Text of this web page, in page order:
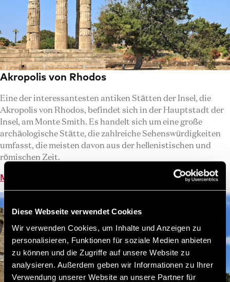
Diese Webseite verwendet Cookies
Wir verwenden Cookies, um Inhalte und Anzeigen zu
personalisieren, Funktionen für soziale Medien anbieten
zu können und die Zugriffe auf unsere Website zu
analysieren. Außerdem geben wir Informationen zu Ihrer
Verwendung unserer Website an unsere Partner für
Akropolis von Rhodos
Eine der interessantesten antiken Stätten der Insel, die
Akropolis von Rhodos, befindet sich in der Hauptstadt der
Insel, am Monte Smith. Es handelt sich um eine große
archäologische Stätte, die zahlreiche Sehenswürdigkeiten
umfasst, die meisten davon aus der hellenistischen und
römischen Zeit.
Mehr lesen